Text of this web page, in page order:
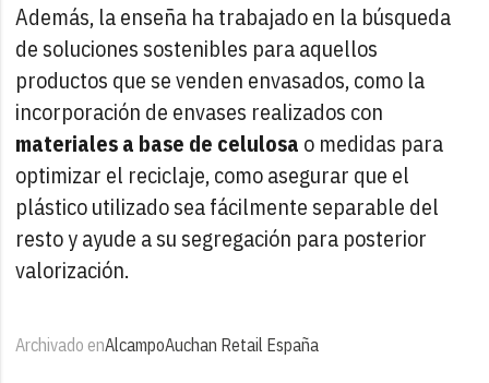
Además, la enseña ha trabajado en la búsqueda
de soluciones sostenibles para aquellos
productos que se venden envasados, como la
incorporación de envases realizados con
materiales a base de celulosa o medidas para
optimizar el reciclaje, como asegurar que el
plástico utilizado sea fácilmente separable del
resto y ayude a su segregación para posterior
valorización.
Archivado enAlcampoAuchan Retail España